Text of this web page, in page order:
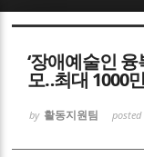
‘장애예술인
모‥최대 1000
by 활동지원팀 posted